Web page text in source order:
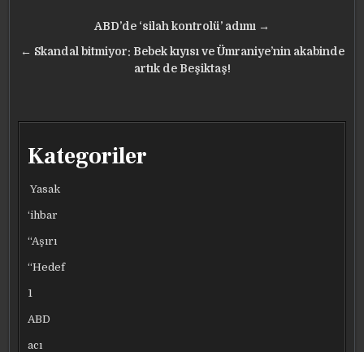
gezinmesi
ABD’de ‘silah kontrolü’ adımı →
← Skandal bitmiyor: Bebek kıyısı ve Ümraniye’nin akabinde
artık de Beşiktaş!
Kategoriler
Yasak
‘ihbar
“Aşırı
“Hedef
1
ABD
acı